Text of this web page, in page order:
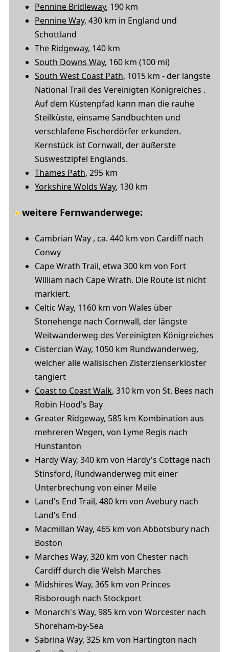
Pennine Bridleway, 190 km
Pennine Way, 430 km in England und
Schottland
The Ridgeway, 140 km
South Downs Way, 160 km (100 mi)
South West Coast Path, 1015 km - der längste
National Trail des Vereinigten Königreiches .
Auf dem Küstenpfad kann man die rauhe
Steilküste, einsame Sandbuchten und
verschlafene Fischerdörfer erkunden.
Kernstück ist Cornwall, der äußerste
Süswestzipfel Englands.
Thames Path, 295 km
Yorkshire Wolds Way, 130 km
weitere Fernwanderwege:
Cambrian Way , ca. 440 km von Cardiff nach
Conwy
Cape Wrath Trail, etwa 300 km von Fort
William nach Cape Wrath. Die Route ist nicht
markiert.
Celtic Way, 1160 km von Wales über
Stonehenge nach Cornwall, der längste
Weitwanderweg des Vereinigten Königreiches
Cistercian Way, 1050 km Rundwanderweg,
welcher alle walisischen Zisterzienserklöster
tangiert
Coast to Coast Walk, 310 km von St. Bees nach
Robin Hood's Bay
Greater Ridgeway, 585 km Kombination aus
mehreren Wegen, von Lyme Regis nach
Hunstanton
Hardy Way, 340 km von Hardy's Cottage nach
Stinsford, Rundwanderweg mit einer
Unterbrechung von einer Meile
Land's End Trail, 480 km von Avebury nach
Land's End
Macmillan Way, 465 km von Abbotsbury nach
Boston
Marches Way, 320 km von Chester nach
Cardiff durch die Welsh Marches
Midshires Way, 365 km von Princes
Risborough nach Stockport
Monarch's Way, 985 km von Worcester nach
Shoreham-by-Sea
Sabrina Way, 325 km von Hartington nach